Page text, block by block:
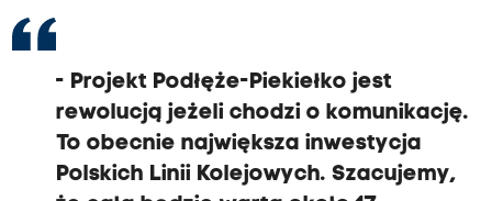
- Projekt Podłęże-Piekiełko jest
rewolucją jeżeli chodzi o komunikację.
To obecnie największa inwestycja
Polskich Linii Kolejowych. Szacujemy,